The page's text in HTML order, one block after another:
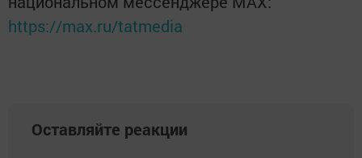
https://max.ru/tatmedia
Оставляйте реакции